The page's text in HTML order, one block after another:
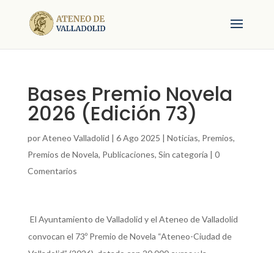
Bases Premio Novela
2026 (Edición 73)
porAteneo Valladolid | 6 Ago 2025 | Noticias, Premios,
Premios de Novela, Publicaciones, Sin categoría | 0
Comentarios
El Ayuntamiento de Valladolid y el Ateneo de Valladolid
convocan el 73º Premio de Novela “Ateneo-Ciudad de